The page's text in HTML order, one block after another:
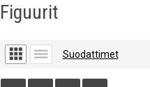
Figuurit
Suodattimet